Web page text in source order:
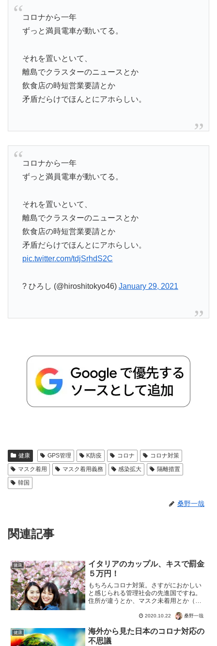
コロナから一年
ずっと満員電車が動いてる。
それを置いといて、
離島でクラスターのニュースとか
飲食店の時短営業要請とか
矛盾だらけでほんとにアホらしい。
コロナから一年
ずっと満員電車が動いてる。
それを置いといて、
離島でクラスターのニュースとか
飲食店の時短営業要請とか
矛盾だらけでほんとにアホらしい。
pic.twitter.com/tdjSrhdS2C
? ひろし (@hiroshitokyo46) January 29, 2021
健康 GPS管理 K防疫 コロナ
コロナ対策
マスク着用
マスク着用義務 感染拡大
隔離措置
韓国
桑野一哉
関連記事
健康
イタリアのカップル、キスで罰金
５万円！
もちろんコロナ対策。さすがにおかしい
と感じられる管理社会の先進国ですね。
住所が違うとか、マスク未着用とか（キ
イタリアでは愛し合う婚約者カップルが
盗撮し、マスク未着用のコ...
2020.10.22 桑野一哉
健康
海外から見た日本のコロナ対応の
不思議